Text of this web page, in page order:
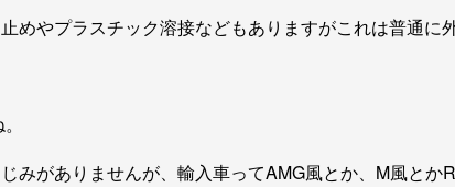
めやプラスチック溶接などもありますがこれは普通に
みがありませんが、輸入車ってAMG風とか、M風とか